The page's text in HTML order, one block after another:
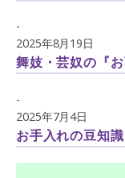
-
2025年8月19日
舞妓・芸奴の『
-
2025年7月4日
お手入れの豆知